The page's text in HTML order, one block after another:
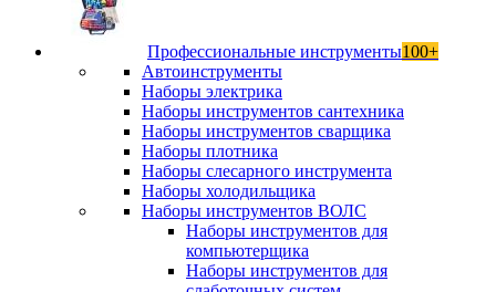
Профессиональные инструменты100+
Автоинструменты
Наборы электрика
Наборы инструментов сантехника
Наборы инструментов сварщика
Наборы плотника
Наборы слесарного инструмента
Наборы холодильщика
Наборы инструментов ВОЛС
Наборы инструментов для
компьютерщика
Наборы инструментов для